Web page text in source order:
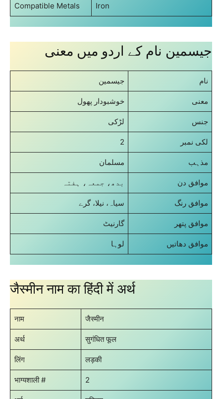
Compatible Metals Iron
جیسمین نام کے اردو میں معنی
جیسمین نام
خوشبودار پھول معنی
لڑکی جنس
2 لکی نمبر
مسلمان مذہب
بدھ، جمعہ، ہفتہ موافق دن
سیاہ، نیلا، گرے موافق رنگ
گارنیٹ موافق پتھر
لوہا موافق دھاتیں
जैस्मीन नाम का हिंदी में अर्थ
नाम जैस्मीन
अर्थ सुगंधित फूल
लिंग लड़की
भाग्यशाली # 2